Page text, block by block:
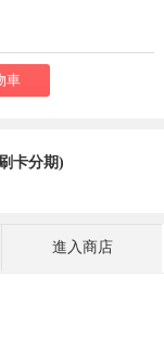
車
卡分期)
進入商店